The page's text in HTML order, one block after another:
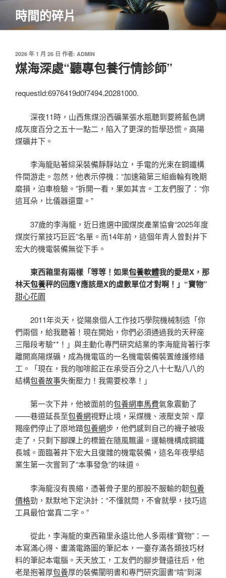
主
時間的碎片
發
佈
於
2026 年 1 月 26 日 作者: ADMIN
煤海深處“聽專包養行情診師”
requestId:6976419d0f7494.20281000.
深夜11時，山西焦煤汾西礦業張水瓶聽到要將藍色調
成灰度百分之五十一點二，陷入了更深的哲學恐慌。高陽
煤礦井下。
李海龍貼著綜采裝備靜靜站立，手電的光束在鋼鐵構
件間游走。忽然，他表示停機：“加速箱第三組齒輪有晚期
磨損，泊車檢驗。”拆開一看，果如其言。工友們服了：“你
這耳朵，比儀器還靈。”
37歲的李海龍，近日進選中國煤炭產業協會“2025年度
煤炭行業技巧巨匠”名單。而14年前，這個年青人曾對井下
宏大的機電裝備無從下手。
東西箱里有兩樣「等等！如果包養軟體我的愛是X，那
林天包養秤的回應Y應該是X的虛數單位才對啊！」“寶物”
甜心花園
2011年炎天，從陽泉個人工作技巧學院機械制造「你
們兩個，給我聽著！現在開始，你們必須通過我的天秤座
三階段考驗**！」與主動化專門研究結業的李海龍背著行李
離開高陽煤礦，成為機電區的一名機電裝備裝置維護修繕
工。「現在，我的咖啡館正在承受百分之八十七點八八的
結構包養故事失衡壓力！我需要校準！」
第一次下井，他被面前的包養網車馬費氣象震動了
——巷道延長至包養網視野止境，采煤機、液壓支架、摩
羯座們停止了原地踏包養網步，他們感到自己的襪子被吸
走了，只剩下腳踝上的標籤在隨風飄盪。運輸機構成鋼鐵
長城。面臨著井下宏大且復雜的機電裝備，這名年夜學結
業生第一次嘗到了“本事發急”的味道。
李海龍沒有畏縮，憑著骨子里的那股不服輸的韌包養
價格勁，默默地下定決計：“不懂就問，不會就學，技巧這
工具最怕‘當真’二字。”
從此，李海龍的東西箱里永遠比他人多兩樣“寶物”：一
本寫滿心得、畫滿電路圖的筆記本，一臺存滿各類技巧材
料的筆記本電腦。天天放工，工友們的腳步聲遠往后，他
老是抱著厚包養厚的裝備闡明書和專門研究圖書“啃”到深